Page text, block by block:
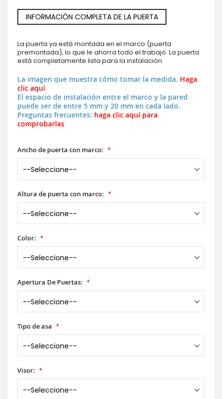
INFORMACIÓN COMPLETA DE LA PUERTA
La puerta ya está montada en el marco (puerta
premontada), lo que le ahorra todo el trabajo. La puerta
está completamente lista para la instalación.
La imagen que muestra cómo tomar la medida. Haga
clic aquí
El espacio de instalación entre el marco y la pared
puede ser de entre 5 mm y 20 mm en cada lado.
Preguntas frecuentes: haga clic aquí para
comprobarlas
Ancho de puerta con marco:
Altura de puerta con marco:
Color:
Apertura De Puertas:
Tipo de asa
Visor: